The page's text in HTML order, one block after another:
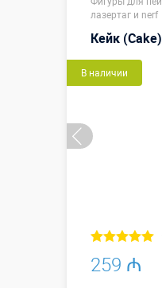
лазертаг и nerf
Кейк (Cake)
В наличии
259 ₼